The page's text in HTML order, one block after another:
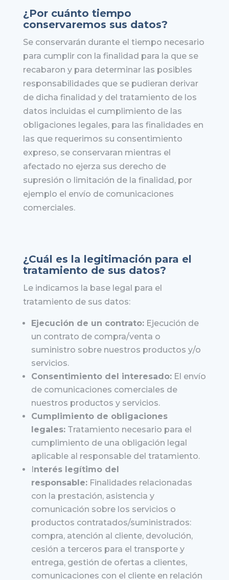
¿Por cuánto tiempo
conservaremos sus datos?
Se conservarán durante el tiempo necesario
para cumplir con la finalidad para la que se
recabaron y para determinar las posibles
responsabilidades que se pudieran derivar
de dicha finalidad y del tratamiento de los
datos incluidas el cumplimiento de las
obligaciones legales, para las finalidades en
las que requerimos su consentimiento
expreso, se conservaran mientras el
afectado no ejerza sus derecho de
supresión o limitación de la finalidad, por
ejemplo el envío de comunicaciones
comerciales.
¿Cuál es la legitimación para el
tratamiento de sus datos?
Le indicamos la base legal para el
tratamiento de sus datos:
Ejecución de un contrato:Ejecución de
un contrato de compra/venta o
suministro sobre nuestros productos y/o
servicios.
Consentimiento del interesado:El envío
de comunicaciones comerciales de
nuestros productos y servicios.
Cumplimiento de obligaciones
legales:Tratamiento necesario para el
cumplimiento de una obligación legal
aplicable al responsable del tratamiento.
Interés legítimo del
responsable:Finalidades relacionadas
con la prestación, asistencia y
comunicación sobre los servicios o
productos contratados/suministrados:
compra, atención al cliente, devolución,
cesión a terceros para el transporte y
entrega, gestión de ofertas a clientes,
comunicaciones con el cliente en relación